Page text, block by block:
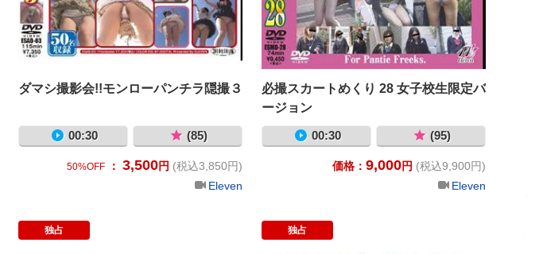
ダマシ撮影会!!モンローパンチラ隠撮３
00:30 (85)
50%OFF ： 3,500円 (税込3,850円)
Eleven
必撮スカートめくり 28 女子校生限定バ
ージョン
00:30 (95)
価格： 9,000円 (税込9,900円)
Eleven
独占
強襲撮 パンツ下げダッシュ!!10 ニーハイソックス女限定バ
独占